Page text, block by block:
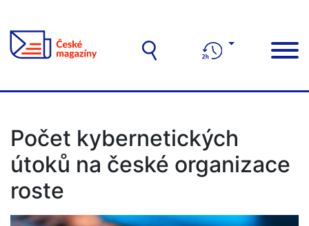
Počet kybernetických
útoků na české organizace
roste